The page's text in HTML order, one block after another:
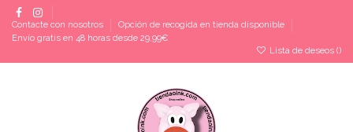
Contacte con nosotros
Opción de recogida en tienda disponible
Envío gratis en 48 horas desde 29,99€
Lista de deseos ()